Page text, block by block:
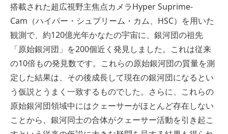
搭載された超広視野主焦点カメラHyper Suprime-
Cam（ハイパー・シュプリーム・カム、HSC）を用いた
観測で、約120億光年かなたの宇宙に、銀河団の祖先
「原始銀河団」を200個近く発見しました。これは従来
の10倍もの発見数です。これらの原始銀河団の質量を測
定した結果は、その後成長して現在の銀河団になるとい
う仮説とうまく一致するものでした。さらに、これらの
原始銀河団領域中にはクェーサーがほとんど存在しない
ことから、銀河同士の合体がクェーサー活動を引き起こ